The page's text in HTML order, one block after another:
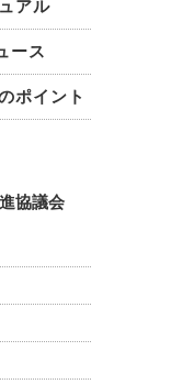
アル
ース
ポイント
協議会